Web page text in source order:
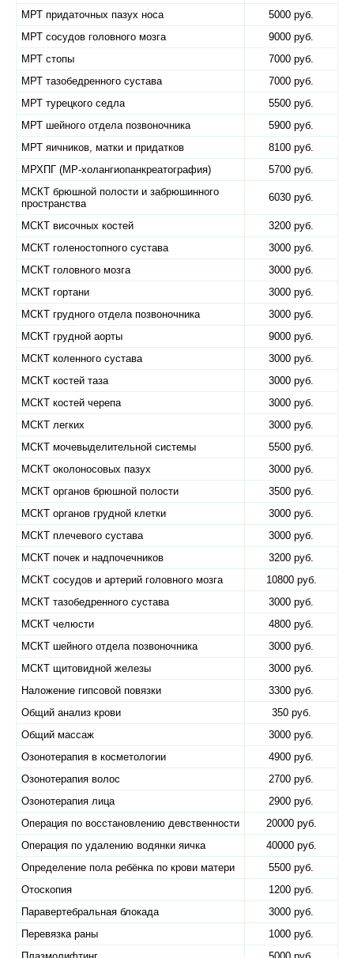
МРТ придаточных пазух носа
5000 руб.
МРТ сосудов головного мозга
9000 руб.
МРТ стопы
7000 руб.
МРТ тазобедренного сустава
7000 руб.
МРТ турецкого седла
5500 руб.
МРТ шейного отдела позвоночника
5900 руб.
МРТ яичников, матки и придатков
8100 руб.
МРХПГ (МР-холангиопанкреатография)
5700 руб.
МСКТ брюшной полости и забрюшинного
пространства
6030 руб.
МСКТ височных костей
3200 руб.
МСКТ голеностопного сустава
3000 руб.
МСКТ головного мозга
3000 руб.
МСКТ гортани
3000 руб.
МСКТ грудного отдела позвоночника
3000 руб.
МСКТ грудной аорты
9000 руб.
МСКТ коленного сустава
3000 руб.
МСКТ костей таза
3000 руб.
МСКТ костей черепа
3000 руб.
МСКТ легких
3000 руб.
МСКТ мочевыделительной системы
5500 руб.
МСКТ околоносовых пазух
3000 руб.
МСКТ органов брюшной полости
3500 руб.
МСКТ органов грудной клетки
3000 руб.
МСКТ плечевого сустава
3000 руб.
МСКТ почек и надпочечников
3200 руб.
МСКТ сосудов и артерий головного мозга
10800 руб.
МСКТ тазобедренного сустава
3000 руб.
МСКТ челюсти
4800 руб.
МСКТ шейного отдела позвоночника
3000 руб.
МСКТ щитовидной железы
3000 руб.
Наложение гипсовой повязки
3300 руб.
Общий анализ крови
350 руб.
Общий массаж
3000 руб.
Озонотерапия в косметологии
4900 руб.
Озонотерапия волос
2700 руб.
Озонотерапия лица
2900 руб.
Операция по восстановлению девственности
20000 руб.
Операция по удалению водянки яичка
40000 руб.
Определение пола ребёнка по крови матери
5500 руб.
Отоскопия
1200 руб.
Паравертебральная блокада
3000 руб.
Перевязка раны
1000 руб.